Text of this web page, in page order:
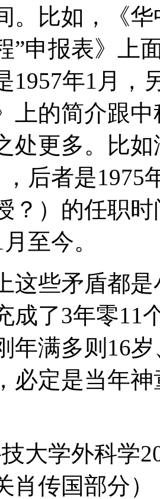
。比如，《
”申报表》上
1957年1月，
上的简介跟
处更多。比
，后者是
？）的任职
至今。
这些矛盾都
成了3年零11
年满多则16
必定是当年
大学外科学
肖传国部分）